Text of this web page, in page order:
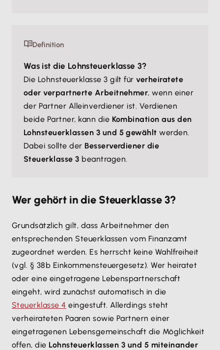
Definition
Was ist die Lohnsteuerklasse 3?
Die Lohnsteuerklasse 3 gilt fürverheiratete
oder verpartnerte Arbeitnehmer, wenn einer
der Partner Alleinverdiener ist. Verdienen
beide Partner, kann die Kombination aus den
Lohnsteuerklassen 3 und 5 gewählt werden.
Dabei sollte der Besserverdiener die
Steuerklasse 3 beantragen.
Wer gehört in die Steuerklasse 3?
Grundsätzlich gilt, dass Arbeitnehmer den
entsprechenden Steuerklassen vom Finanzamt
zugeordnet werden. Es herrscht keine Wahlfreiheit
(vgl. § 38b Einkommensteuergesetz). Wer heiratet
oder eine eingetragene Lebenspartnerschaft
eingeht, wird zunächst automatisch in die
Steuerklasse 4 eingestuft. Allerdings steht
verheirateten Paaren sowie Partnern einer
eingetragenen Lebensgemeinschaft die Möglichkeit
offen, die Lohnsteuerklassen 3 und 5 miteinander